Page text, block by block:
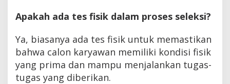
Apakah ada tes fisik dalam proses seleksi?
Ya, biasanya ada tes fisik untuk memastikan
bahwa calon karyawan memiliki kondisi fisik
yang prima dan mampu menjalankan tugas-
tugas yang diberikan.